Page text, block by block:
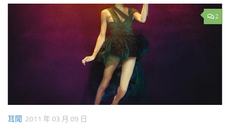
2
耳聞 2011 年 03 月 09 日